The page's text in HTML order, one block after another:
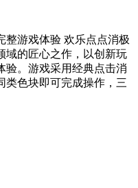
整游戏体验 欢乐点点消极
域的匠心之作，以创新玩
验。游戏采用经典点击消
类色块即可完成操作，三